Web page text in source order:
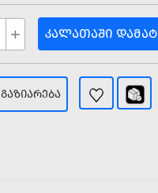
+ ᲙᲐᲚᲐᲗᲐᲨᲘ
ᲒᲐᲖᲘᲐᲠᲔᲑᲐ